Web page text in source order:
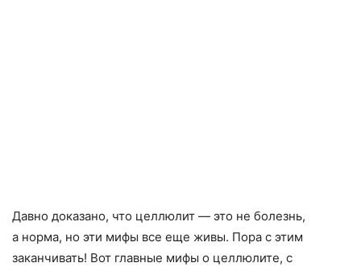
Давно доказано, что целлюлит — это не болезнь,
а норма, но эти мифы все еще живы. Пора с этим
заканчивать! Вот главные мифы о целлюлите, с